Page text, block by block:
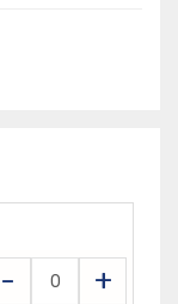
- +